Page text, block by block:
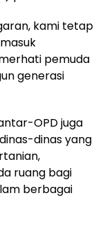
kami tetap
pemuda
generasi
OPD juga
dinas yang
ruang bagi
berbagai